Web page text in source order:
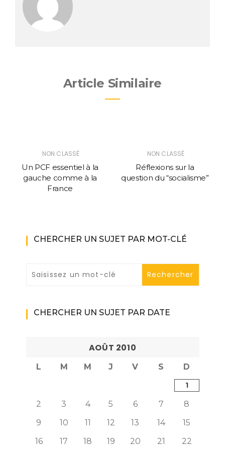
Article Similaire
NON CLASSÉ
Un PCF essentiel à la
gauche comme à la
France
NON CLASSÉ
Réflexions sur la
question du “socialisme”
CHERCHER UN SUJET PAR MOT-CLÉ
CHERCHER UN SUJET PAR DATE
AOÛT 2010
L M M J V S D
1
2 3 4 5 6 7
8
9
10 11 12 13 14
15
16
17 18 19 20 21 22